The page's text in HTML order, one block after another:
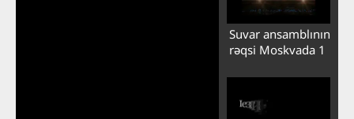
Suvar ansamblının
rəqsi Moskvada 1